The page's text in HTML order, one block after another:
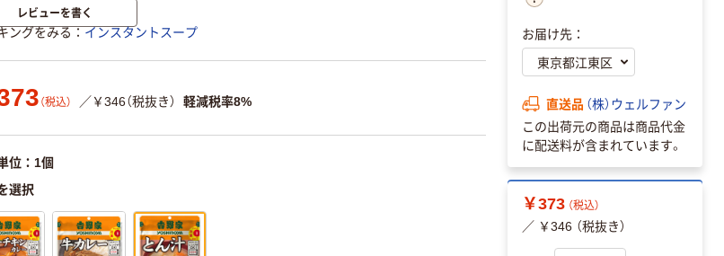
レビューを書く
ングをみる インスタントスープ
（税込） ／￥346（税抜き） 軽減税率8%
位：1個
選択
お届け先：
直送品 （株）ウェルファン
この出荷元の商品は商品代金
に配送料が含まれています。
￥373 （税込）
／ ￥346 （税抜き）